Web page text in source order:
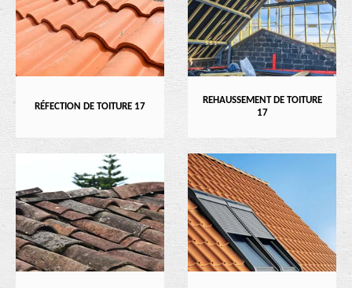
RÉFECTION DE TOITURE 17
REHAUSSEMENT DE TOITURE
17